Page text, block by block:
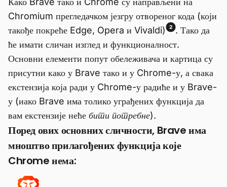
Chromium прегледачком језгру отвореног кода (који
такође покреће Edge, Opera и Vivaldi)
2 . Тако да
ће имати сличан изглед и функционалност.
Основни елементи попут обележивача и картица су
присутни како у Brave тако и у Chrome-у, а свака
екстензија која ради у Chrome-у радиће и у Brave-
у (иако Brave има толико уграђених функција да
вам екстензије неће бити потребне).
Поред ових основних сличности, Brave има
мноштво прилагођених функција које
Chrome нема: